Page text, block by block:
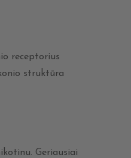
receptorius
struktūra
Geriausiai